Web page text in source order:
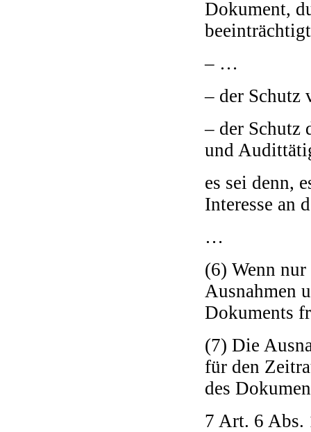
Dokument,
– …
– der Schutz
– der Schutz
und
es sei denn,
Interesse an
…
(6) Wenn
Ausnahmen
Dokuments
(7) Die
für den
des
7 Art. 6 Abs.